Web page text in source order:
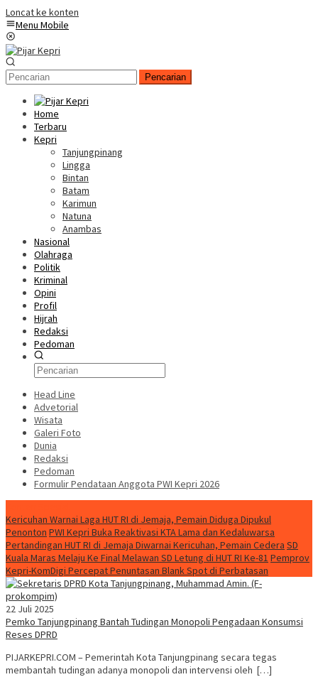
Loncat ke konten
Menu Mobile
Pencarian
Home
Terbaru
Kepri
Tanjungpinang
Lingga
Bintan
Batam
Karimun
Natuna
Anambas
Nasional
Olahraga
Politik
Kriminal
Opini
Profil
Hijrah
Redaksi
Pedoman
Head Line
Advetorial
Wisata
Galeri Foto
Dunia
Redaksi
Pedoman
Formulir Pendataan Anggota PWI Kepri 2026
Kericuhan Warnai Laga HUT RI di Jemaja, Pemain Diduga Dipukul
Penonton PWI Kepri Buka Reaktivasi KTA Lama dan Kedaluwarsa
Pertandingan HUT RI di Jemaja Diwarnai Kericuhan, Pemain Cedera SD
Kuala Maras Melaju Ke Final Melawan SD Letung di HUT RI Ke-81 Pemprov
Kepri-KomDigi Percepat Penuntasan Blank Spot di Perbatasan
22 Juli 2025
Pemko Tanjungpinang Bantah Tudingan Monopoli Pengadaan Konsumsi
Reses DPRD
PIJARKEPRI.COM – Pemerintah Kota Tanjungpinang secara tegas
membantah tudingan adanya monopoli dan intervensi oleh […]